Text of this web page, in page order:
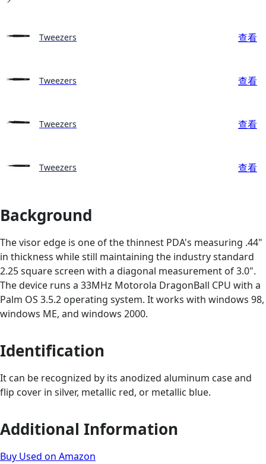
Tweezers 查看
Tweezers 查看
Tweezers 查看
Tweezers 查看
Background
The visor edge is one of the thinnest PDA's measuring .44"
in thickness while still maintaining the industry standard
2.25 square screen with a diagonal measurement of 3.0".
The device runs a 33MHz Motorola DragonBall CPU with a
Palm OS 3.5.2 operating system. It works with windows 98,
windows ME, and windows 2000.
Identification
It can be recognized by its anodized aluminum case and
flip cover in silver, metallic red, or metallic blue.
Additional Information
Buy Used on Amazon